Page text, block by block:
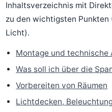
Inhaltsverzeichnis mit
zu den wichtigsten
Licht).
Montage und technische
Was soll ich über die
Vorbereiten von Räumen
Lichtdecken,